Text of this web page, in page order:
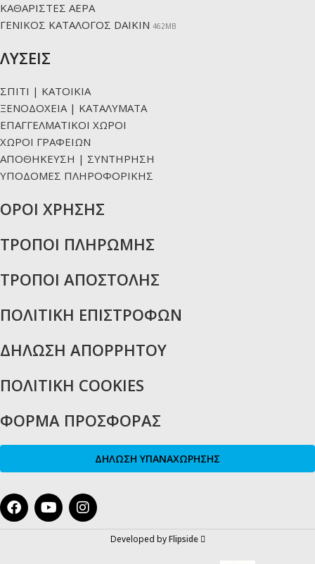
ΚΑΘΑΡΙΣΤΕΣ ΑΕΡΑ
ΓΕΝΙΚΟΣ ΚΑΤΑΛΟΓΟΣ DAIKIN 462ΜΒ
ΛΥΣΕΙΣ
ΣΠΙΤΙ | ΚΑΤΟΙΚΙΑ
ΞΕΝΟΔΟΧΕΙΑ | ΚΑΤΑΛΥΜΑΤΑ
ΕΠΑΓΓΕΛΜΑΤΙΚΟΙ ΧΩΡΟΙ
ΧΩΡΟΙ ΓΡΑΦΕΙΩΝ
ΑΠΟΘΗΚΕΥΣΗ | ΣΥΝΤΗΡΗΣΗ
ΥΠΟΔΟΜΕΣ ΠΛΗΡΟΦΟΡΙΚΗΣ
ΟΡΟΙ ΧΡΗΣΗΣ
ΤΡΟΠΟΙ ΠΛΗΡΩΜΗΣ
ΤΡΟΠΟΙ ΑΠΟΣΤΟΛΗΣ
ΠΟΛΙΤΙΚΗ ΕΠΙΣΤΡΟΦΩΝ
ΔΗΛΩΣΗ ΑΠΟΡΡΗΤΟΥ
ΠΟΛΙΤΙΚΗ COOKIES
ΦΟΡΜΑ ΠΡΟΣΦΟΡΑΣ
ΔΗΛΩΣΗ ΥΠΑΝΑΧΩΡΗΣΗΣ
Developed byFlipside